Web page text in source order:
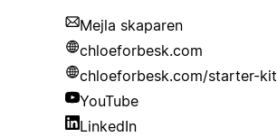
Mejla skaparen
chloeforbesk.com
chloeforbesk.com/starter-kit
YouTube
LinkedIn